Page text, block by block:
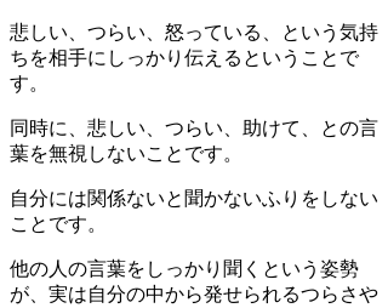
悲しい、つらい、怒っている、という気持
ちを相手にしっかり伝えるということで
す。
同時に、悲しい、つらい、助けて、との言
葉を無視しないことです。
自分には関係ないと聞かないふりをしない
ことです。
他の人の言葉をしっかり聞くという姿勢
が、実は自分の中から発せられるつらさや